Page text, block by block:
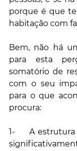
porque é que
habitação com
Bem, não há
para esta
somatório de
com o seu
para o que
procura:
1-     A